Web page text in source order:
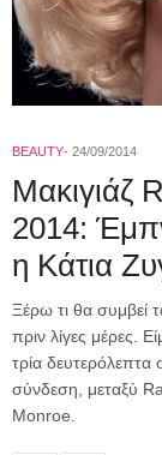
BEAUTY 24/09/2014
Μακιγιάζ
2014:
η Κάτια
Ξέρω τι θα συμβεί
πριν λίγες μέρες.
τρία δευτερόλεπτα
σύνδεση, μεταξύ
Monroe.